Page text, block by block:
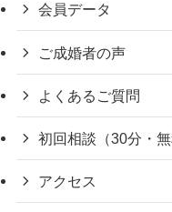
会員データ
ご成婚者の声
よくあるご質問
初回相談（30分・
アクセス